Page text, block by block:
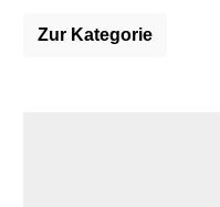
Zur Kategorie